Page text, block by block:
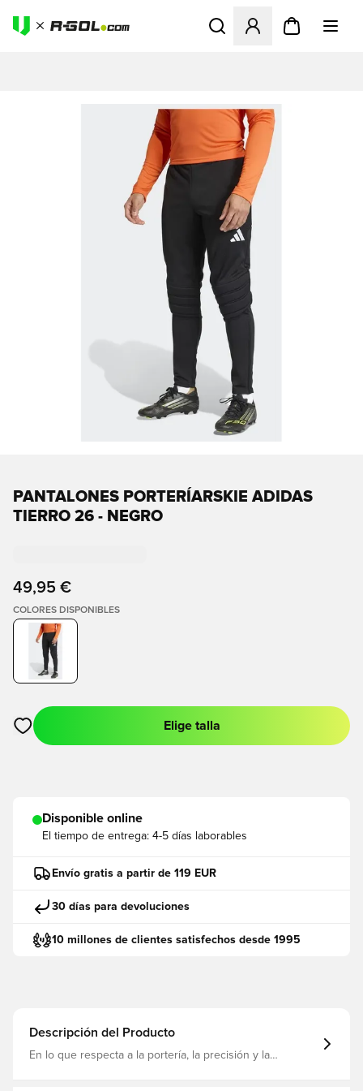
Abre un modal para iniciar
PANTALONES PORTERÍARSKIE ADIDAS
TIERRO 26 - NEGRO
49,95 €
COLORES DISPONIBLES
Abre un modal para iniciar sesión o registrarse como miembro
Elige talla
Disponible online
El tiempo de entrega: 4-5 días laborables
Envío gratis a partir de 119 EUR
30 días para devoluciones
10 millones de clientes satisfechos desde 1995
Descripción del Producto
En lo que respecta a la portería, la precisión y la